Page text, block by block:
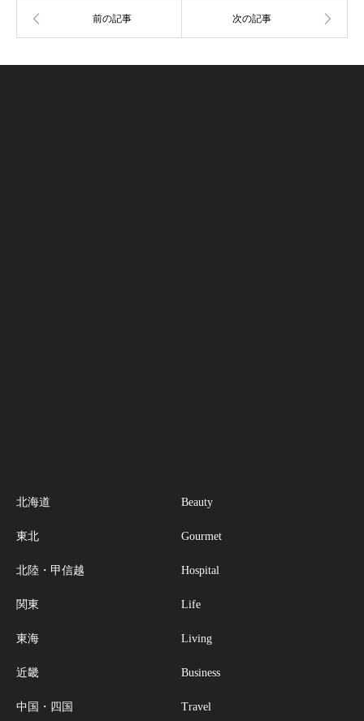
北海道
東北
北陸・甲信越
関東
東海
近畿
中国・四国
Beauty
Gourmet
Hospital
Life
Living
Business
Travel